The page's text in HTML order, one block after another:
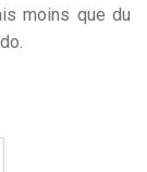
moins que du